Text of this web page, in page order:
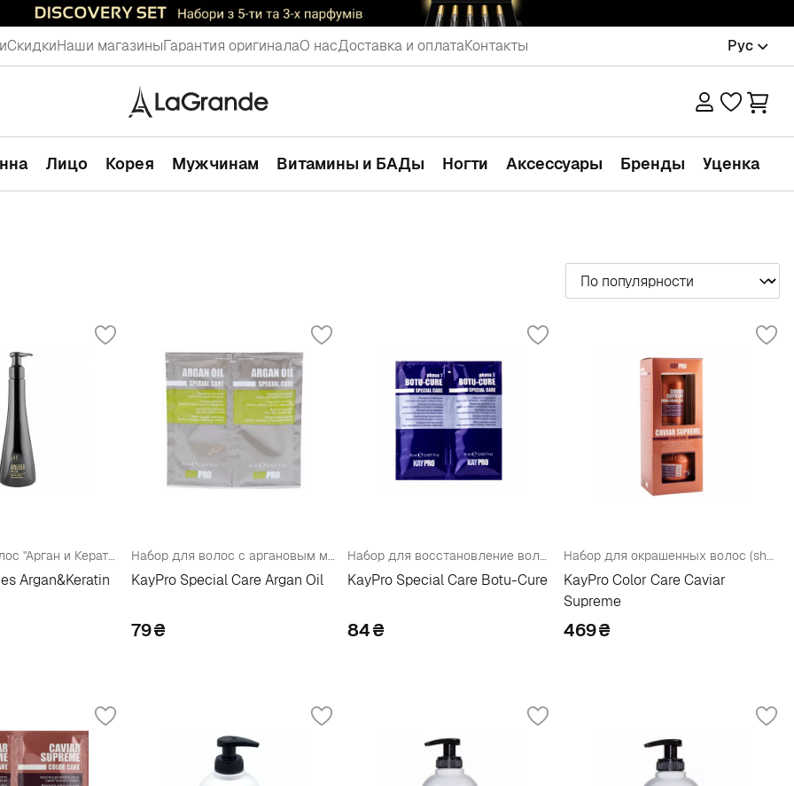
СкидкиНаши магазиныГарантия оригиналаО насДоставка и оплатаКонтакты Рус
Лицо Корея Мужчинам Витамины и БАДы Ногти Аксессуары Бренды Уценка
Маска для волос "Арган и Кератин"
Argan&Keratin
Набор для волос с аргановым маслом (shmp/15ml + h/mask/15ml)
KayPro Special Care Argan Oil
79₴
Набор для восстановление волос (shmp/15ml + h/mask/15ml)
KayPro Special Care Botu-Cure
84₴
Набор для окрашенных волос (shmp/100ml + h/mask/100ml)
KayPro Color Care Caviar
Supreme
469₴